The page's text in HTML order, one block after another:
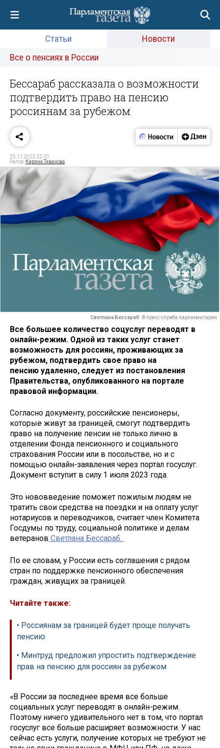
Статьи
Новости
Все о пенсиях в России
Бессараб рассказала о возможности
подтвердить право на пенсию
россиянам за рубежом
25.11.2022 22:10
Автор: Карина Тиванова
Светлана Бессараб © пресс-служба парламентария
Все большее количество соцуслуг переводят в
онлайн-режим. Одной из таких услуг станет
возможность для россиян, проживающих за
рубежом, подтвердить свое право на
пенсию удаленно, следует из постановления
Правительства, опубликованного на портале
правовой информации.
Согласно документу, российские пенсионеры,
которые живут за границей, смогут подтвердить
право на получение пенсии не только лично в
отделении Фонда пенсионного и социального
страхования России или в посольстве, но и с
помощью онлайн-заявления через портал госуслуг.
Документ вступит в силу 1 июля 2023 года.
Это нововведение поможет пожилым людям не
тратить свои средства на поездки и на оплату услуг
нотариусов и переводчиков, считает член Комитета
Госдумы по труду, социальной политике и делам
ветеранов Светлана Бессараб.
По ее словам, у России есть соглашения с рядом
стран по поддержке пенсионного обеспечения
граждан, живущих за границей.
Читайте также:
• Россиянам за границей будет проще получать
пенсию
• Минтруд предложил упростить подтверждение
прав на пенсию для россиян за рубежом
«В России за последнее время все больше
социальных услуг переводят в онлайн-режим.
Поэтому ничего удивительного нет в том, что портал
госуслуг все больше расширяет возможности. У нас
сейчас есть услуги, получение которых не требуют не